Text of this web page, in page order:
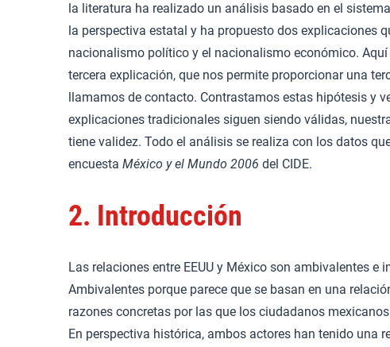
la literatura ha realizado un análisis basado en el
la perspectiva estatal y ha propuesto dos explicaciones
nacionalismo político y el nacionalismo económico. Aquí
tercera explicación, que nos permite proporcionar una
llamamos de contacto. Contrastamos estas hipótesis y
explicaciones tradicionales siguen siendo válidas,
tiene validez. Todo el análisis se realiza con los datos
encuesta México y el Mundo 2006 del CIDE.
2. Introducción
Las relaciones entre EEUU y México son ambivalentes e
Ambivalentes porque parece que se basan en una
razones concretas por las que los ciudadanos
En perspectiva histórica, ambos actores han tenido una